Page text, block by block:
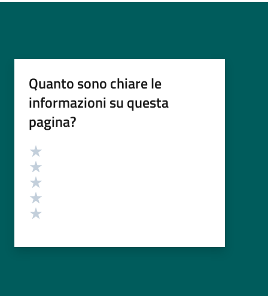
Quanto sono chiare le
informazioni su questa
pagina?
Valutazione